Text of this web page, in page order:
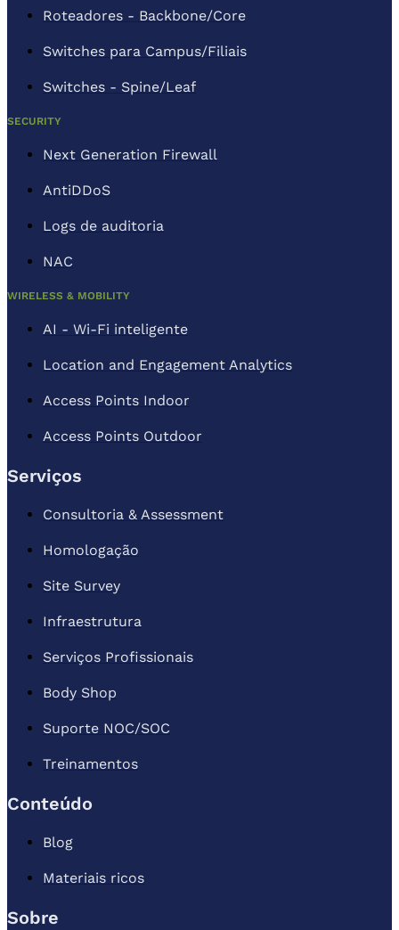
Roteadores - Backbone/Core
Switches para Campus/Filiais
Switches - Spine/Leaf
SECURITY
Next Generation Firewall
AntiDDoS
Logs de auditoria
NAC
WIRELESS & MOBILITY
AI - Wi-Fi inteligente
Location and Engagement Analytics
Access Points Indoor
Access Points Outdoor
Serviços
Consultoria & Assessment
Homologação
Site Survey
Infraestrutura
Serviços Profissionais
Body Shop
Suporte NOC/SOC
Treinamentos
Conteúdo
Blog
Materiais ricos
Sobre